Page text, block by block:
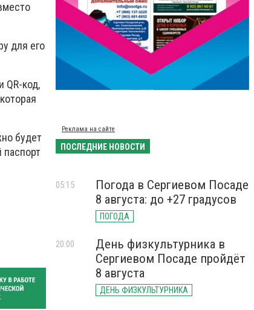
для его
QR-код,
будет
Реклама на сайте
ПОСЛЕДНИЕ НОВОСТИ
Погода в Сергиевом Посаде
8 августа: до +27 градусов
ПОГОДА
05:15
День физкультурника в
Сергиевом Посаде пройдёт
8 августа
ДЕНЬ ФИЗКУЛЬТУРНИКА
20:00